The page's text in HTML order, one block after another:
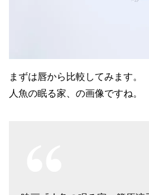
まずは唇から比較してみます。
人魚の眠る家、の画像ですね。